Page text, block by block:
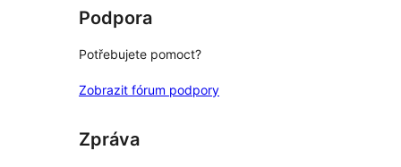
Podpora
Potřebujete pomoct?
Zobrazit fórum podpory
Zpráva